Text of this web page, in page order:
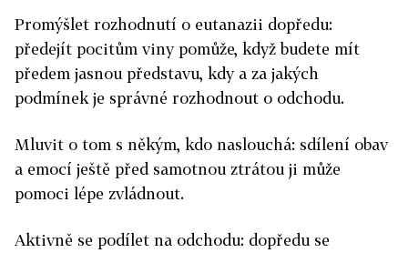
Promýšlet rozhodnutí o eutanazii dopředu:
předejít pocitům viny pomůže, když budete mít
předem jasnou představu, kdy a za jakých
podmínek je správné rozhodnout o odchodu.
Mluvit o tom s někým, kdo naslouchá: sdílení obav
a emocí ještě před samotnou ztrátou ji může
pomoci lépe zvládnout.
Aktivně se podílet na odchodu: dopředu se